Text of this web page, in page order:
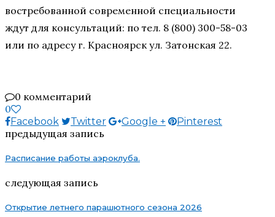
востребованной современной специальности
ждут для консультаций: по тел. 8 (800) 300-58-03
или по адресу г. Красноярск ул. Затонская 22.
0 комментарий
0
Facebook Twitter Google + Pinterest
предыдущая запись
Расписание работы аэроклуба.
следующая запись
Открытие летнего парашютного сезона 2026